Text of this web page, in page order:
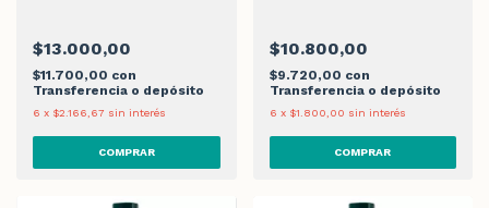
$13.000,00
$11.700,00 con
Transferencia o depósito
6 x $2.166,67 sin interés
$10.800,00
$9.720,00 con
Transferencia o depósito
6 x $1.800,00 sin interés